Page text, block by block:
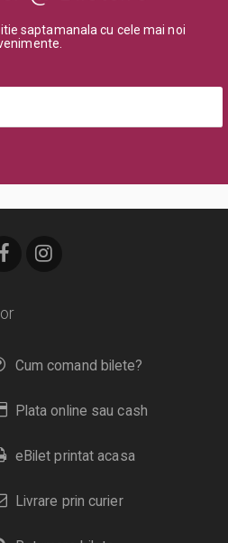
saptamanala cu cele mai noi
Cum comand bilete?
Plata online sau cash
eBilet printat acasa
Livrare prin curier